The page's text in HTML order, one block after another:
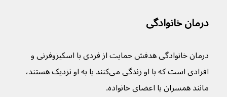
درمان خانوادگی
درمان خانوادگی هدفش حمایت از فردی با اسکیزوفرنی و
افرادی است که با او زندگی می‌کنند یا به او نزدیک هستند،
مانند همسران یا اعضای خانواده.